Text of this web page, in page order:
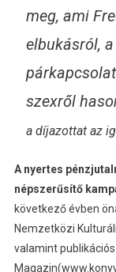
meg, ami
elbukásról,
szexről
a díjazottat az
A nyertes
népszerűsítő
következő évben
Nemzetközi
valamint